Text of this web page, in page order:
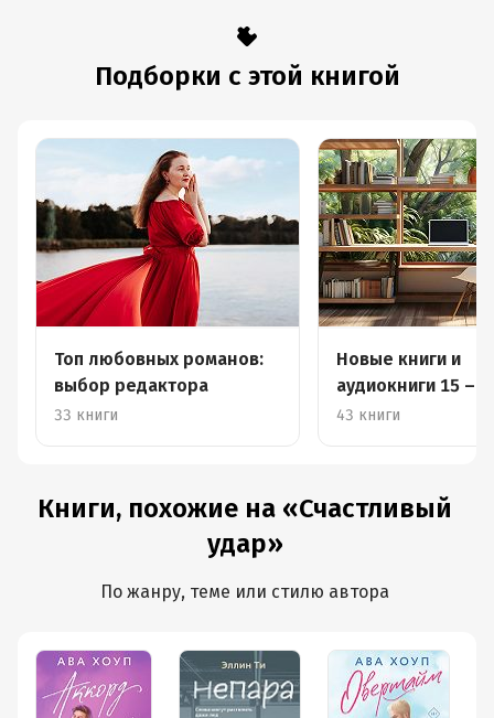
Подборки с этой книгой
Топ любовных романов:
выбор редактора
33 книги
Новые книги и
аудиокниги 15 –
апреля
43 книги
Книги, похожие на «Счастливый
удар»
По жанру, теме или стилю автора